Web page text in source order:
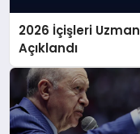
2026 İçişleri Uzman
Açıklandı